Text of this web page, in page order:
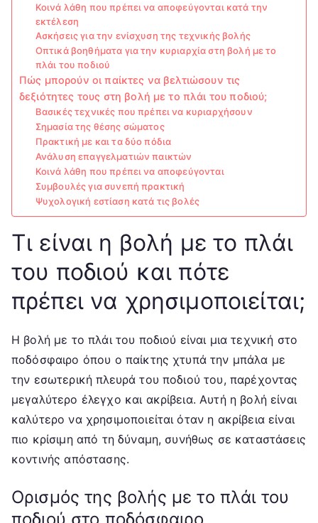
Κοινά λάθη που πρέπει να αποφεύγονται κατά την
εκτέλεση
Ασκήσεις για την ενίσχυση της τεχνικής βολής
Οπτικά βοηθήματα για την κυριαρχία στη βολή με το
πλάι του ποδιού
Πώς μπορούν οι παίκτες να βελτιώσουν τις
δεξιότητες τους στη βολή με το πλάι του ποδιού;
Βασικές τεχνικές που πρέπει να κυριαρχήσουν
Σημασία της θέσης σώματος
Πρακτική με και τα δύο πόδια
Ανάλυση επαγγελματιών παικτών
Κοινά λάθη που πρέπει να αποφεύγονται
Συμβουλές για συνεπή πρακτική
Ψυχολογική εστίαση κατά τις βολές
Τι είναι η βολή με το πλάι
του ποδιού και πότε
πρέπει να χρησιμοποιείται;
Η βολή με το πλάι του ποδιού είναι μια τεχνική στο
ποδόσφαιρο όπου ο παίκτης χτυπά την μπάλα με
την εσωτερική πλευρά του ποδιού του, παρέχοντας
μεγαλύτερο έλεγχο και ακρίβεια. Αυτή η βολή είναι
καλύτερο να χρησιμοποιείται όταν η ακρίβεια είναι
πιο κρίσιμη από τη δύναμη, συνήθως σε καταστάσεις
κοντινής απόστασης.
Ορισμός της βολής με το πλάι του